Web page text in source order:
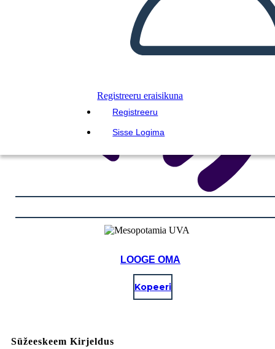
Registreeru eraisikuna
Registreeru
Sisse Logima
LOOGE OMA
Kopeeri
Süžeeskeem Kirjeldus